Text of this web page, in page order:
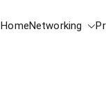
HomeNetworking